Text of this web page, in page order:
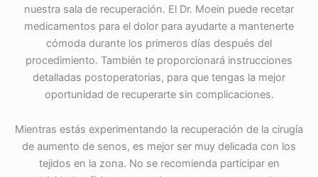
nuestra sala de recuperación. El Dr. Moein puede recetar
medicamentos para el dolor para ayudarte a mantenerte
cómoda durante los primeros días después del
procedimiento. También te proporcionará instrucciones
detalladas postoperatorias, para que tengas la mejor
oportunidad de recuperarte sin complicaciones.
Mientras estás experimentando la recuperación de la cirugía
de aumento de senos, es mejor ser muy delicada con los
tejidos en la zona. No se recomienda participar en